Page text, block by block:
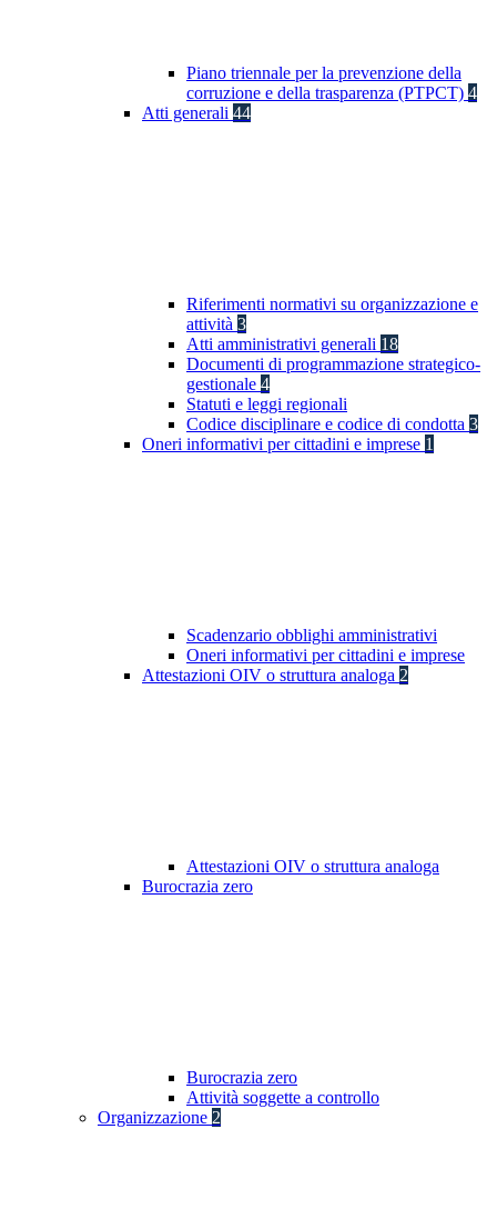
Piano triennale per la prevenzione della
corruzione e della trasparenza (PTPCT) 4
Atti generali 44
Riferimenti normativi su organizzazione e
attività 3
Atti amministrativi generali 18
Documenti di programmazione strategico-
gestionale 4
Statuti e leggi regionali
Codice disciplinare e codice di condotta 3
Oneri informativi per cittadini e imprese 1
Scadenzario obblighi amministrativi
Oneri informativi per cittadini e imprese
Attestazioni OIV o struttura analoga 2
Attestazioni OIV o struttura analoga
Burocrazia zero
Burocrazia zero
Attività soggette a controllo
Organizzazione 2